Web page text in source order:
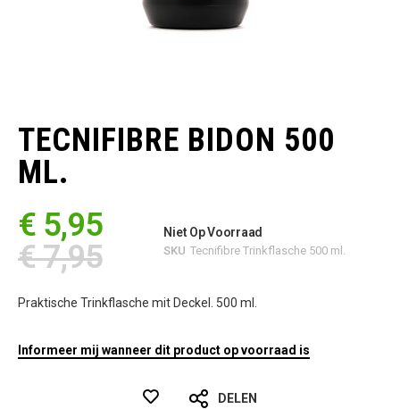
begin
van
de
afbeeldingen-
TECNIFIBRE BIDON 500
ML.
€ 5,95
€ 7,95
Niet Op Voorraad
SKU Tecnifibre Trinkflasche 500 ml.
Praktische Trinkflasche mit Deckel. 500 ml.
Informeer mij wanneer dit product op voorraad is
DELEN